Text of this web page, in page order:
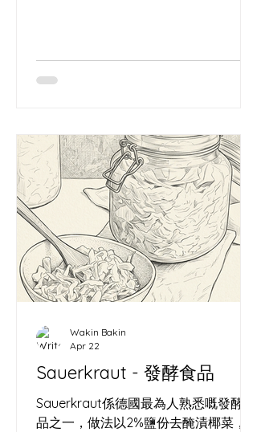
圖謀殺的，是這個時代的「遺忘」。 我
匠。這聽起來像精神分裂，但如果你看
懂了我的矩陣，就會發現這是一場極其
優雅的共生。 為什麼要經營
MoodyVisual？對抗單向的崩塌 時間是
一場單向的崩塌。我從 2012 年在
WordPress 留下第一個時間戳記（
https://wallacecwko.wordpress.com/
）開始，就清楚知道一件事：在這個資
訊碎片化的時代，沒有被記錄下來的東
消亡的藝術。麵粉變成了麵包，經歷了
內被咀嚼、吞嚥，化為虛無。如果我只
是一個麵包師，我的心血每天都在物理
世界裡灰飛煙滅。 這就是
Sauerkraut - 發酵食品
Sauerkraut係德國最為人熟悉嘅發酵食
品之一，做法以2%鹽份去醃漬椰菜，過
Wakin Bakin
Apr 22